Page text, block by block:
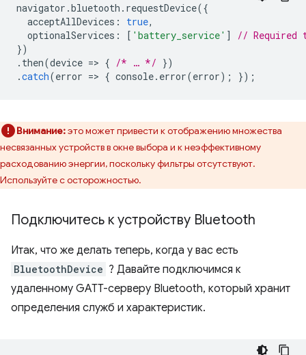
navigator .bluetooth . requestDevice({
acceptAllDevices : true,
optionalServices : [ 'battery_service' ]
// Required
})
. then(device => { /* … */ })
.catch(error => { console. error(error); });
Внимание:это может привести к отображению множества
несвязанных устройств в окне выбора и к неэффективному
расходованию энергии, поскольку фильтры отсутствуют.
Используйте с осторожностью.
Подключитесь к устройству Bluetooth
Итак, что же делать теперь, когда у вас есть
BluetoothDevice ? Давайте подключимся к
удаленному GATT-серверу Bluetooth, который хранит
определения служб и характеристик.